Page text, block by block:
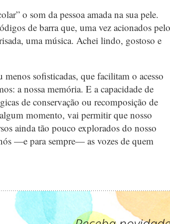
o som da pessoa amada na sua pele.
de barra que, uma vez acionados pelo
uma música. Achei lindo, gostoso e
menos sofisticadas, que facilitam o acesso
a nossa memória. E a capacidade de
de conservação ou recomposição de
momento, vai permitir que nosso
ainda tão pouco explorados do nosso
—e para sempre— as vozes de quem